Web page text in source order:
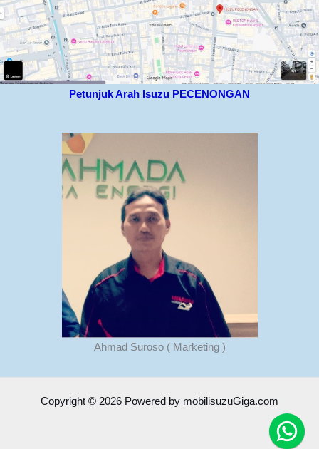
Petunjuk Arah Isuzu PECENONGAN
Ahmad Suroso ( Marketing )
Copyright © 2026 Powered by mobilisuzuGiga.com